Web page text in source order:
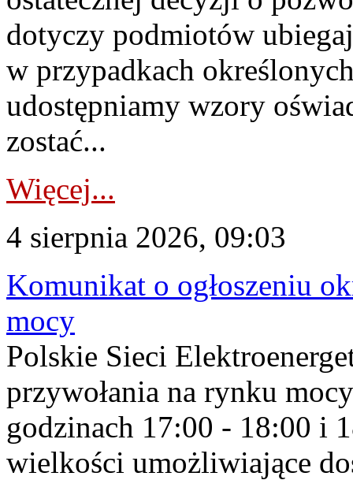
dotyczy podmiotów
w przypadkach
udostępniamy wzory
zostać...
Więcej...
4 sierpnia 2026, 09:03
Komunikat o ogłoszeniu
mocy
Polskie Sieci
przywołania na rynku
godzinach 17:00 - 18:00 i
wielkości umożliwiające